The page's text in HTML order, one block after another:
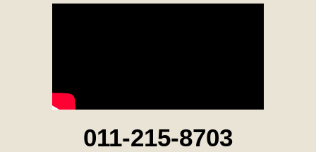
011-215-8703